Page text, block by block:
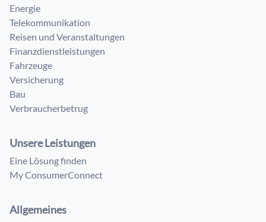
Energie
Telekommunikation
Reisen und Veranstaltungen
Finanzdienstleistungen
Fahrzeuge
Versicherung
Bau
Verbraucherbetrug
Unsere Leistungen
Eine Lösung finden
My ConsumerConnect
Allgemeines